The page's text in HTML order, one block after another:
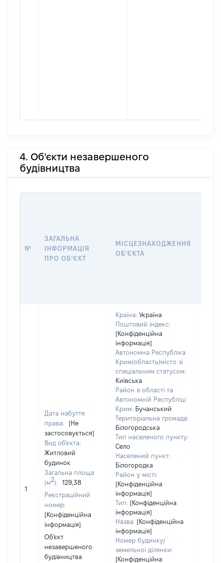
4. Об'єкти незавершеного
будівництва
№
ЗАГАЛЬНА
ІНФОРМАЦІЯ
ПРО ОБʼЄКТ
МІСЦЕЗНАХОДЖЕННЯ
ОБʼЄКТА
1
Дата набуття
права:
[Не
застосовується]
Вид об'єкта:
Житловий
будинок
Загальна площа
(м2):
129,38
Реєстраційний
номер:
[Конфіденційна
інформація]
Об'єкт
незавершеного
будівництва
Країна: Україна
Поштовий індекс:
[Конфіденційна
інформація]
Автономна Республіка
Крим/область/місто зі
спеціальним статусом:
Київська
Район в області та
Автономній Республіці
Крим: Бучанський
Територіальна громада:
Білогородська
Тип населеного пункту:
Село
Населений пункт:
Білогородка
Район у місті:
[Конфіденційна
інформація]
Тип: [Конфіденційна
інформація]
Назва: [Конфіденційна
інформація]
Номер будинку/
земельної ділянки:
[Конфіденційна